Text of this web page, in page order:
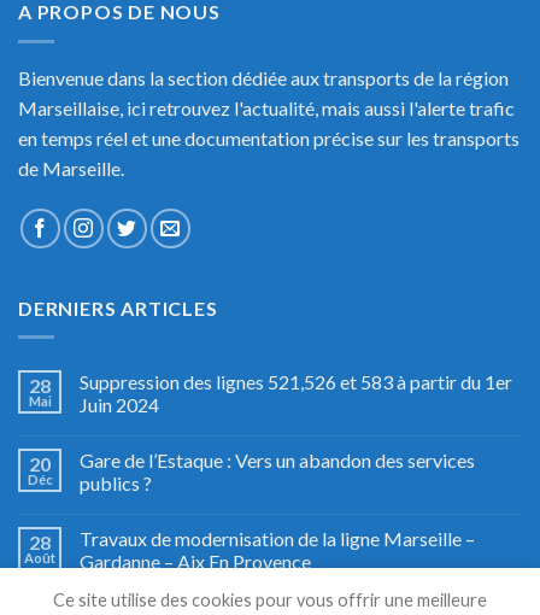
A PROPOS DE NOUS
Bienvenue dans la section dédiée aux transports de la région
Marseillaise, ici retrouvez l'actualité, mais aussi l'alerte trafic
en temps réel et une documentation précise sur les transports
de Marseille.
DERNIERS ARTICLES
28
Mai
Suppression des lignes 521,526 et 583 à partir du 1er
Juin 2024
20
Déc
Gare de l’Estaque : Vers un abandon des services
publics ?
28
Août
Travaux de modernisation de la ligne Marseille –
Gardanne – Aix En Provence
Ce site utilise des cookies pour vous offrir une meilleure